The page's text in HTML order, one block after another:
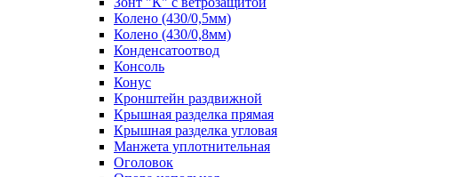
Колено (430/0,5мм)
Колено (430/0,8мм)
Конденсатоотвод
Консоль
Конус
Кронштейн раздвижной
Крышная разделка прямая
Крышная разделка угловая
Манжета уплотнительная
Оголовок